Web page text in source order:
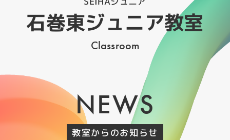
石巻東ジュニア教室
Classroom
NEWS
教室からのお知らせ